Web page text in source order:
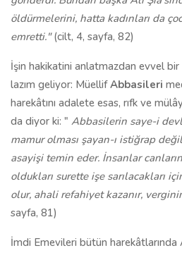
öldürmelerini, hatta kadınları da
emretti."(cilt, 4, sayfa, 82)
İşin hakikatini anlatmazdan evvel
lazım geliyor: MüellifAbbasileri
harekâtını adalete esas, rıfk ve
da diyor ki: " Abbasilerin saye-i
mamur olması şayan-ı istiğrap
asayişi temin eder. İnsanlar
oldukları surette işe sarılacakları
olur, ahali refahiyet kazanır,
sayfa, 81)
İmdi Emevileri bütün